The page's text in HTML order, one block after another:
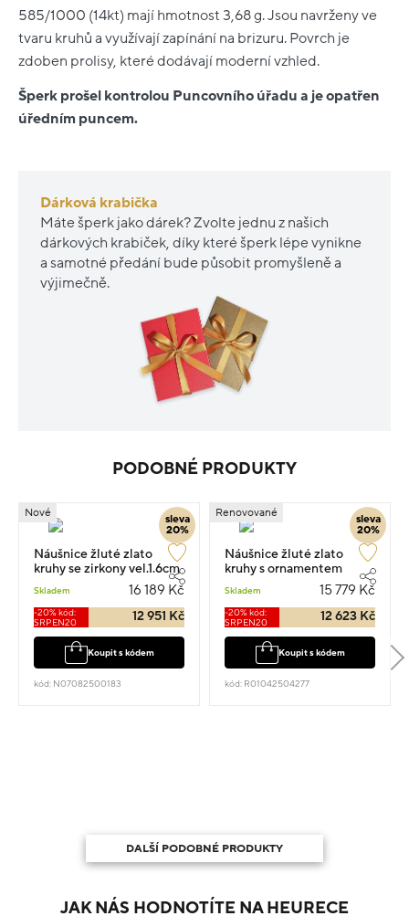
585/1000 (14kt) mají hmotnost 3,68 g. Jsou navrženy ve
tvaru kruhů a využívají zapínání na brizuru. Povrch je
zdoben prolisy, které dodávají moderní vzhled.
Šperk prošel kontrolou Puncovního úřadu a je opatřen
úředním puncem.
Dárková krabička
Máte šperk jako dárek? Zvolte jednu z našich
dárkových krabiček, díky které šperk lépe vynikne
a samotné předání bude působit promyšleně a
výjimečně.
PODOBNÉ PRODUKTY
sleva
20%
Nové
Náušnice žluté zlato
kruhy se zirkony vel.1.6cm
Skladem 16 189 Kč
-20% kód:
SRPEN20
12 951 Kč
Koupit s kódem
kód: N07082500183
sleva
20%
Renovované
Náušnice žluté zlato
kruhy s ornamentem
Skladem 15 779 Kč
-20% kód:
SRPEN20
12 623 Kč
Koupit s kódem
kód: R01042504277
DALŠÍ PODOBNÉ PRODUKTY
JAK NÁS HODNOTÍTE NA HEURECE